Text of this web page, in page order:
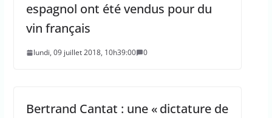
espagnol ont été vendus pour du
vin français
lundi, 09 juillet 2018, 10h39:00 0
Bertrand Cantat : une « dictature de